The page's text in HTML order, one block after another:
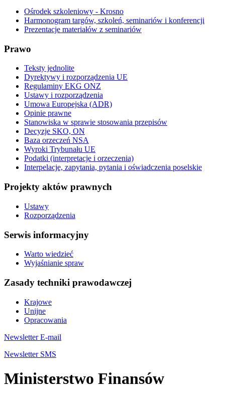
Ośrodek szkoleniowy - Krosno
Harmonogram targów, szkoleń, seminariów i konferencji
Prezentacje materiałów z seminariów
Prawo
Teksty jednolite
Dyrektywy i rozporządzenia UE
Regulaminy EKG ONZ
Ustawy i rozporządzenia
Umowa Europejska (ADR)
Opinie prawne
Stanowiska w sprawie stosowania przepisów
Decyzje SKO, ON
Baza orzeczeń NSA
Wyroki Trybunału UE
Podatki (interpretacje i orzeczenia)
Interpelacje, zapytania, pytania i oświadczenia poselskie
Projekty aktów prawnych
Ustawy
Rozporządzenia
Serwis informacyjny
Warto wiedzieć
Wyjaśnianie spraw
Zasady techniki prawodawczej
Krajowe
Unijne
Opracowania
Newsletter E-mail
Newsletter SMS
Ministerstwo Finansów